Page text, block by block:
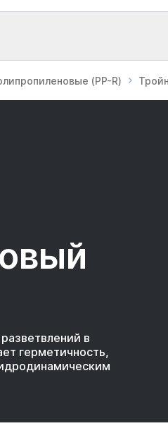
(PP-R)
в
герметичность,